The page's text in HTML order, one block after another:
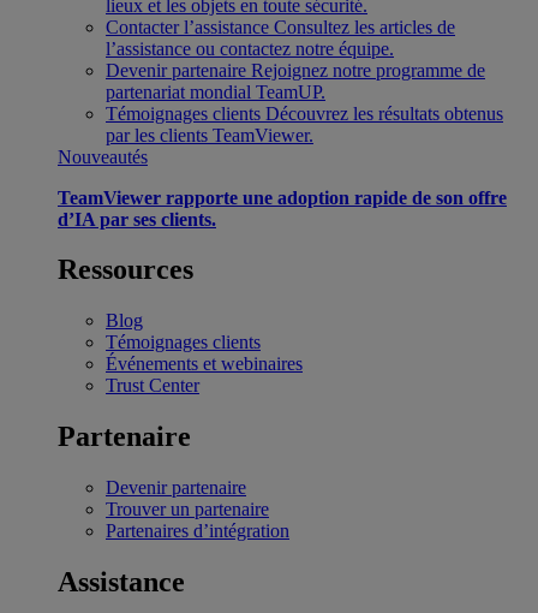
lieux et les objets en toute sécurité.
Contacter l’assistance Consultez les articles de
l’assistance ou contactez notre équipe.
Devenir partenaire Rejoignez notre programme de
partenariat mondial TeamUP.
Témoignages clients Découvrez les résultats obtenus
par les clients TeamViewer.
Nouveautés
TeamViewer rapporte une adoption rapide de son offre
d’IA par ses clients.
Ressources
Blog
Témoignages clients
Événements et webinaires
Trust Center
Partenaire
Devenir partenaire
Trouver un partenaire
Partenaires d’intégration
Assistance